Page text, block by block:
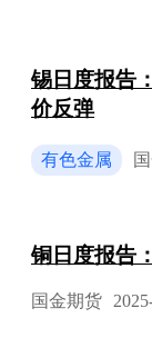
锡日度报告
价反弹
有色金属
铜日度报告
国金期货